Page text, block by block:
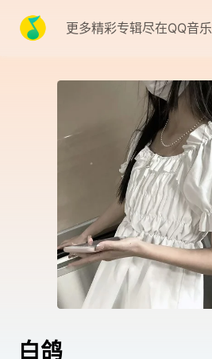
更多精彩专辑尽在QQ音乐
白鸽